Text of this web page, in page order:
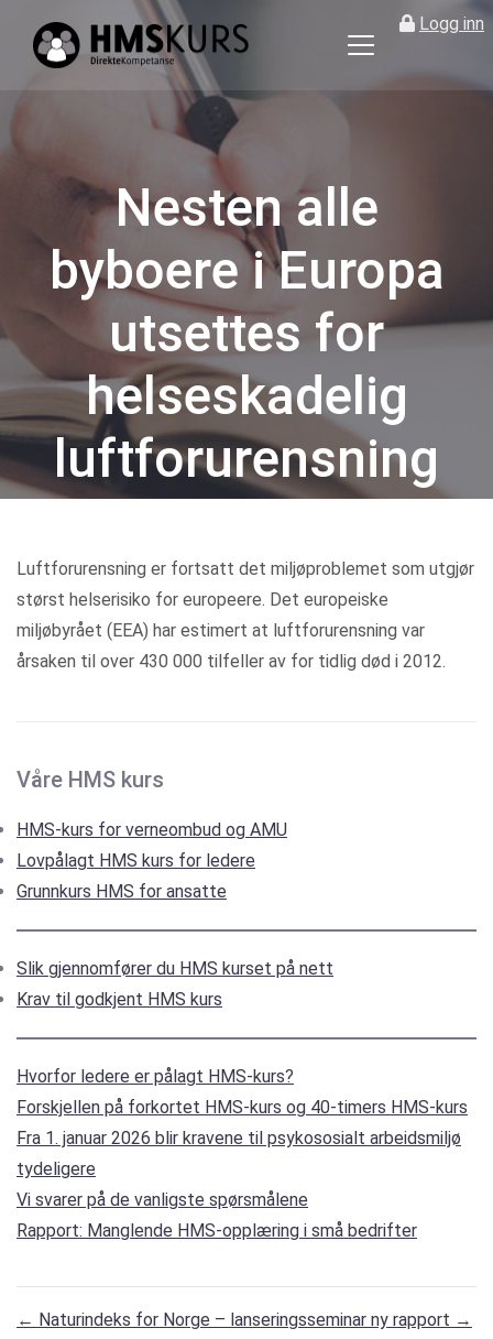
Logg inn
på
ledere
og
verneombud
Nesten alle
byboere i Europa
utsettes for
helseskadelig
luftforurensning
Luftforurensning er fortsatt det miljøproblemet som utgjør
størst helserisiko for europeere. Det europeiske
miljøbyrået (EEA) har estimert at luftforurensning var
årsaken til over 430 000 tilfeller av for tidlig død i 2012.
Våre HMS kurs
HMS-kurs for verneombud og AMU
Lovpålagt HMS kurs for ledere
Grunnkurs HMS for ansatte
Slik gjennomfører du HMS kurset på nett
Krav til godkjent HMS kurs
Hvorfor ledere er pålagt HMS-kurs?
Forskjellen på forkortet HMS-kurs og 40-timers HMS-kurs
Fra 1. januar 2026 blir kravene til psykososialt arbeidsmiljø
tydeligere
Vi svarer på de vanligste spørsmålene
Rapport: Manglende HMS-opplæring i små bedrifter
← Naturindeks for Norge – lanseringsseminar ny rapport →